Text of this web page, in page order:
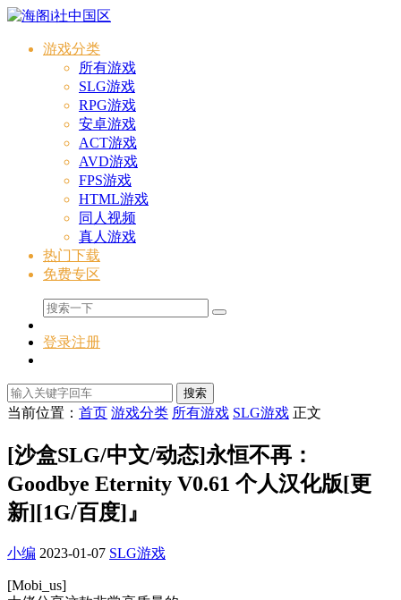
游戏分类
所有游戏
SLG游戏
RPG游戏
安卓游戏
ACT游戏
AVD游戏
FPS游戏
HTML游戏
同人视频
真人游戏
热门下载
免费专区
登录注册
搜索
当前位置： 首页 游戏分类 所有游戏 SLG游戏 正文
[沙盒SLG/中文/动态]永恒不再：
Goodbye Eternity V0.61 个人汉化版[更
新][1G/百度]』
小编 2023-01-07 SLG游戏
[Mobi_us]